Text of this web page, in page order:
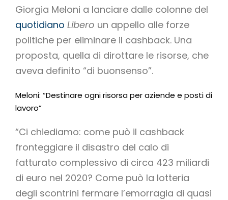
Giorgia Meloni a lanciare dalle colonne del
quotidiano Libero un appello alle forze
politiche per eliminare il cashback. Una
proposta, quella di dirottare le risorse, che
aveva definito “di buonsenso”.
Meloni: “Destinare ogni risorsa per aziende e posti di
lavoro”
“Ci chiediamo: come può il cashback
fronteggiare il disastro del calo di
fatturato complessivo di circa 423 miliardi
di euro nel 2020? Come può la lotteria
degli scontrini fermare l’emorragia di quasi